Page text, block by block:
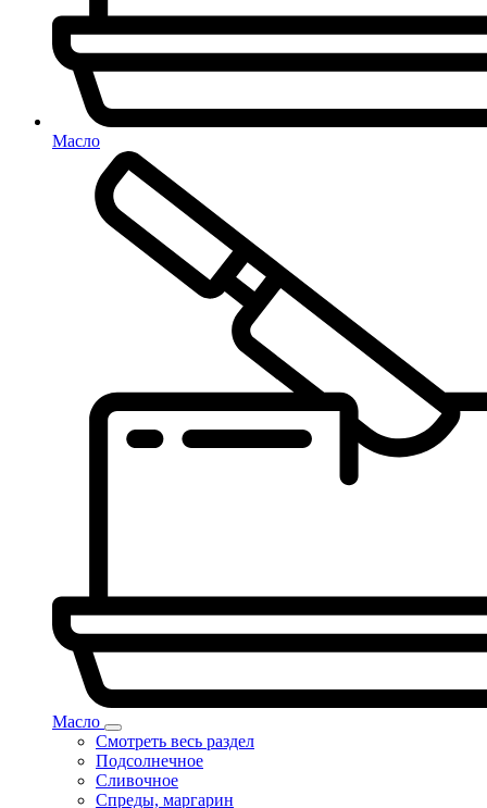
Масло
Масло
Смотреть весь раздел
Подсолнечное
Сливочное
Спреды, маргарин